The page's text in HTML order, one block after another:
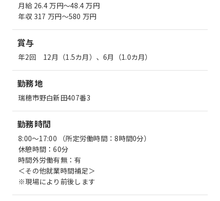
月給 26.4 万円〜48.4 万円
年収 317 万円〜580 万円
賞与
年2回 12月（1.5カ月）、6月（1.0カ月）
勤務地
瑞穂市野白新田407番3
勤務時間
8:00～17:00 （所定労働時間：8時間0分）
休憩時間：60分
時間外労働有無：有
＜その他就業時間補足＞
※現場により前後します